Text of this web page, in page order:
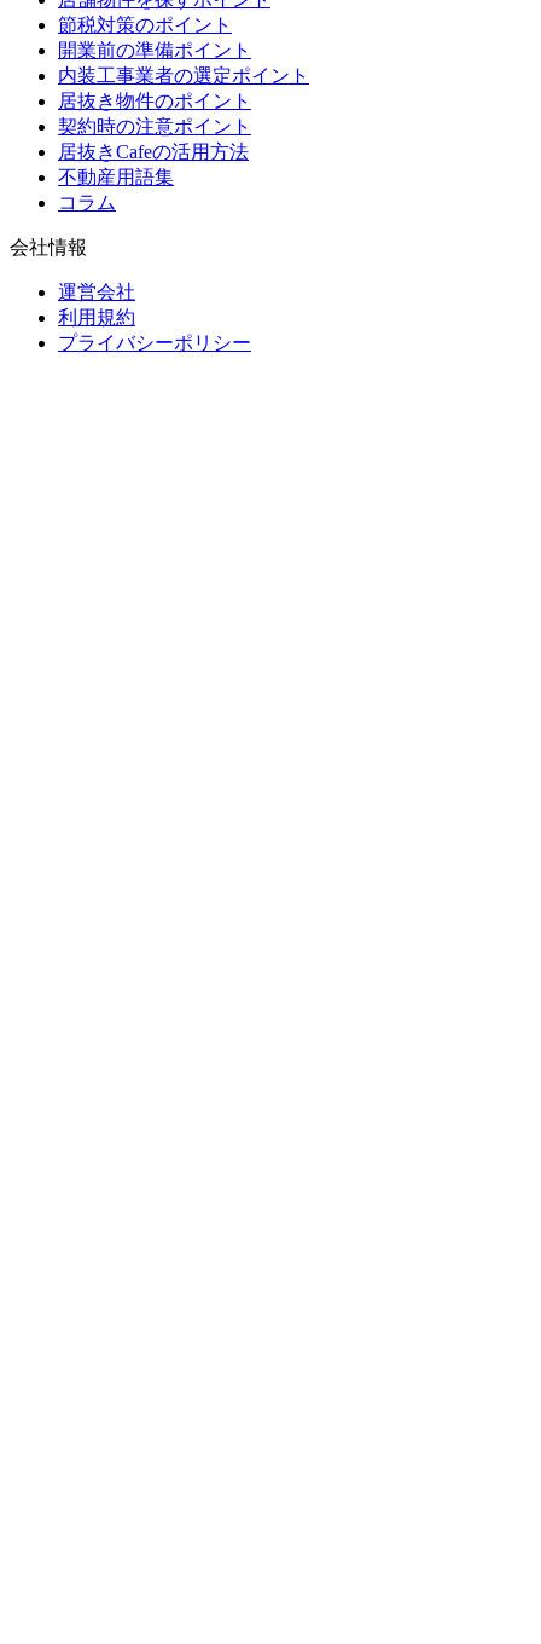
節税対策のポイント
開業前の準備ポイント
内装工事業者の選定ポイント
居抜き物件のポイント
契約時の注意ポイント
居抜きCafeの活用方法
不動産用語集
コラム
会社情報
運営会社
利用規約
プライバシーポリシー